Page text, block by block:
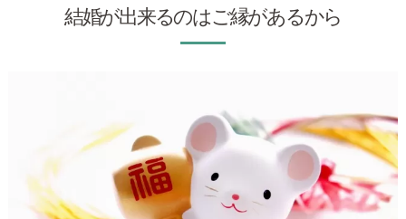
結婚が出来るのはご縁があるから